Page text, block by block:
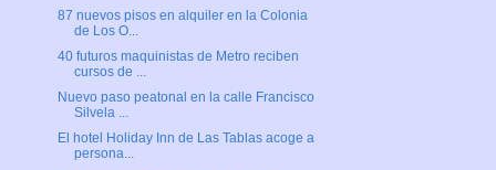
87 nuevos pisos en alquiler en la Colonia
de Los O...
40 futuros maquinistas de Metro reciben
cursos de ...
Nuevo paso peatonal en la calle Francisco
Silvela ...
El hotel Holiday Inn de Las Tablas acoge a
persona...